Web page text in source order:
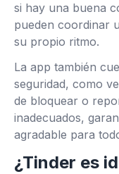
si hay una buena
pueden coordinar
su propio ritmo.
La app también
seguridad, como
de bloquear o
inadecuados,
agradable para
¿Tinder es